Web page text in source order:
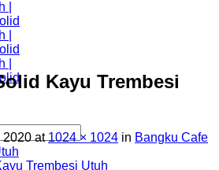
Kayu Trembesi
2020at1024 × 1024 in Bangku Cafe